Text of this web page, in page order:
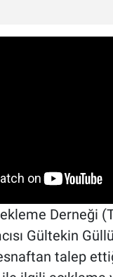
Derneği
Gültekin
talep